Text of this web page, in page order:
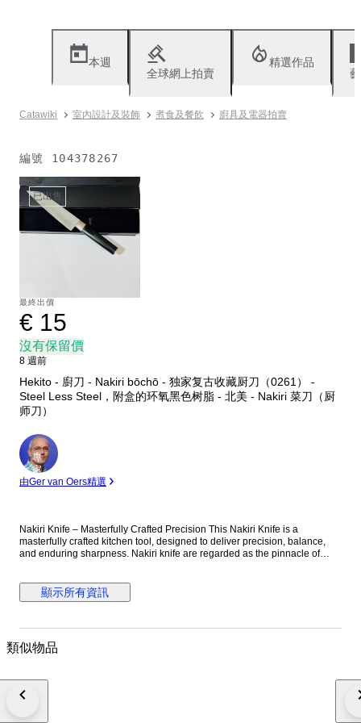
本週
全球網上拍賣
精選作品
Catawiki 室內設計及裝飾 煮食及餐飲 廚具及電器拍賣
編號 104378267
已出售
最終出價
€ 15
沒有保留價
8 週前
Hekito - 廚刀 - Nakiri bōchō - 独家复古收藏厨刀（0261） -
Steel Less Steel，附盒的环氧黑色树脂 - 北美 - Nakiri 菜刀（厨
师刀）
專
家
由Ger van Oers精選
Nakiri Knife – Masterfully Crafted Precision This Nakiri Knife is a
masterfully crafted kitchen tool, designed to deliver precision, balance,
and enduring sharpness. Nakiri knife are regarded as the pinnacle of
hardness rating of 59 HRC, this knife offers exceptional sharpness,
durability, and superior edge retention, ensuring consistent performance
purpose—and the Santoku Knife is known for its versatility, making it an
presented in a protective transport box, with the blade securely held in a
Risen Condition: New/Unused Condition Packaging: Protective transport
顯示所有資訊
類似物品